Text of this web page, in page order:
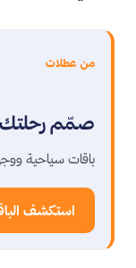
من عطلات
صمّم رحلتك
باقات سياحية
استكشف